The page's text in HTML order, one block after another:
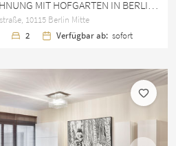
10115 Berlin Mitte
2 Verfügbar ab: sofort